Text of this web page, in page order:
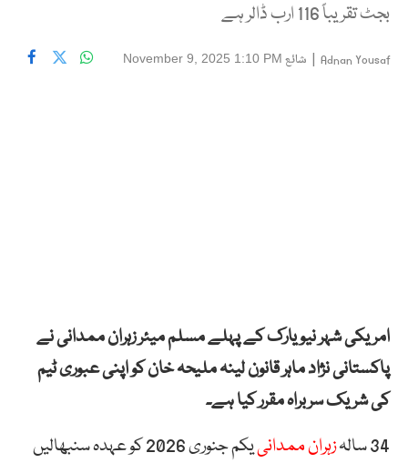
بجٹ تقریباً 116 ارب ڈالر ہے
Adnan Yousaf
| شائع November 9, 2025 1:10 PM
امریکی شہر نیویارک کے پہلے مسلم میئر زہران ممدانی نے
پاکستانی نژاد ماہر قانون لینہ ملیحہ خان کو اپنی عبوری ٹیم
کی شریک سربراہ مقرر کیا ہے۔
34 سالہ
زہران ممدانی
یکم جنوری 2026 کو عہدہ سنبھالیں